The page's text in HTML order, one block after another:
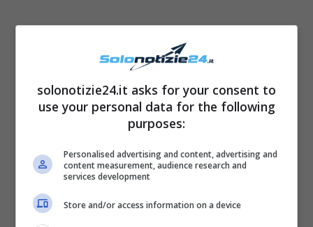
solonotizie24.it asks for your consent to
use your personal data for the following
purposes:
Personalised advertising and content, advertising and
content measurement, audience research and
services development
Store and/or access information on a device